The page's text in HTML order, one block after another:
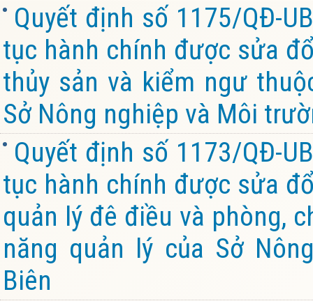
Quyết định số 1175/QĐ-
tục hành chính được sửa
thủy sản và kiểm ngư
Sở Nông nghiệp và Môi
Quyết định số 1173/QĐ-
tục hành chính được sửa
quản lý đê điều và phòng,
năng quản lý của Sở
Biên